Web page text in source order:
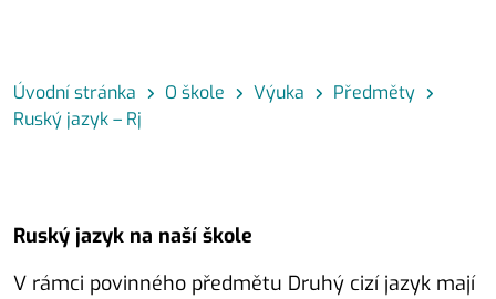
Úvodní stránka O škole Výuka
Předměty
Ruský jazyk – Rj
Ruský jazyk na naší škole
V rámci povinného předmětu Druhý cizí jazyk mají